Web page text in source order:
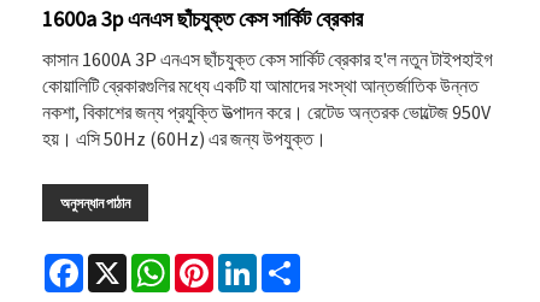
1600a 3p এনএস ছাঁচযুক্ত কেস সার্কিট ব্রেকার
কাসান 1600A 3P এনএস ছাঁচযুক্ত কেস সার্কিট ব্রেকার হ'ল নতুন টাইপহাইগ
কোয়ালিটি ব্রেকারগুলির মধ্যে একটি যা আমাদের সংস্থা আন্তর্জাতিক উন্নত
নকশা, বিকাশের জন্য প্রযুক্তি উত্পাদন করে। রেটেড অন্তরক ভোল্টেজ 950V
হয়। এসি 50Hz (60Hz) এর জন্য উপযুক্ত।
অনুসন্ধান পাঠান
Facebook
X WhatsAppPinterestLinkedIn